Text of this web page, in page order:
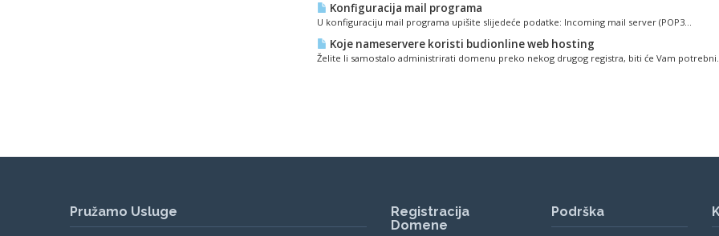
Konfiguracija mail programa
U konfiguraciju mail programa upišite slijedeće podatke: Incoming mail server (POP3...
Koje nameservere koristi budionline web hosting
Želite li samostalo administrirati domenu preko nekog drugog registra, biti će Vam
Pružamo Usluge
Registracija
Domene
Podrška